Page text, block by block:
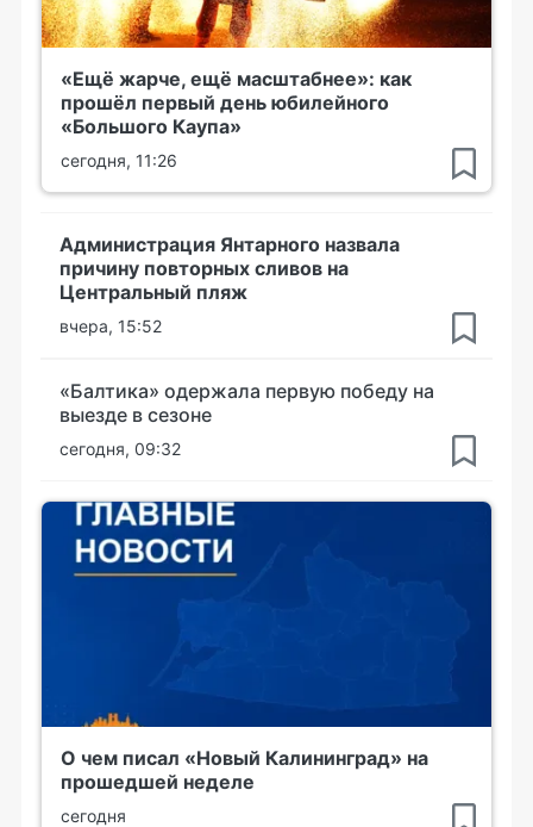
«Ещё жарче, ещё масштабнее»: как
прошёл первый день юбилейного
«Большого Каупа»
сегодня, 11:26
Администрация Янтарного назвала
причину повторных сливов на
Центральный пляж
вчера, 15:52
«Балтика» одержала первую победу на
выезде в сезоне
сегодня, 09:32
О чем писал «Новый Калининград» на
прошедшей неделе
сегодня